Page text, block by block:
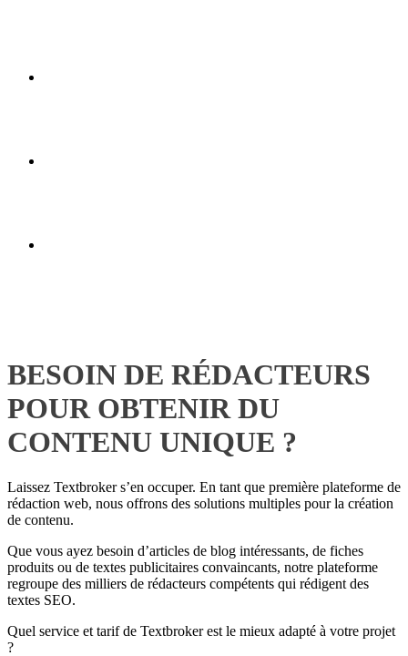
BESOIN DE RÉDACTEURS
POUR OBTENIR DU
CONTENU UNIQUE ?
Laissez Textbroker s’en occuper. En tant que première plateforme de
rédaction web, nous offrons des solutions multiples pour la création
de contenu.
Que vous ayez besoin d’articles de blog intéressants, de fiches
produits ou de textes publicitaires convaincants, notre plateforme
regroupe des milliers de rédacteurs compétents qui rédigent des
textes SEO.
Quel service et tarif de Textbroker est le mieux adapté à votre projet
?